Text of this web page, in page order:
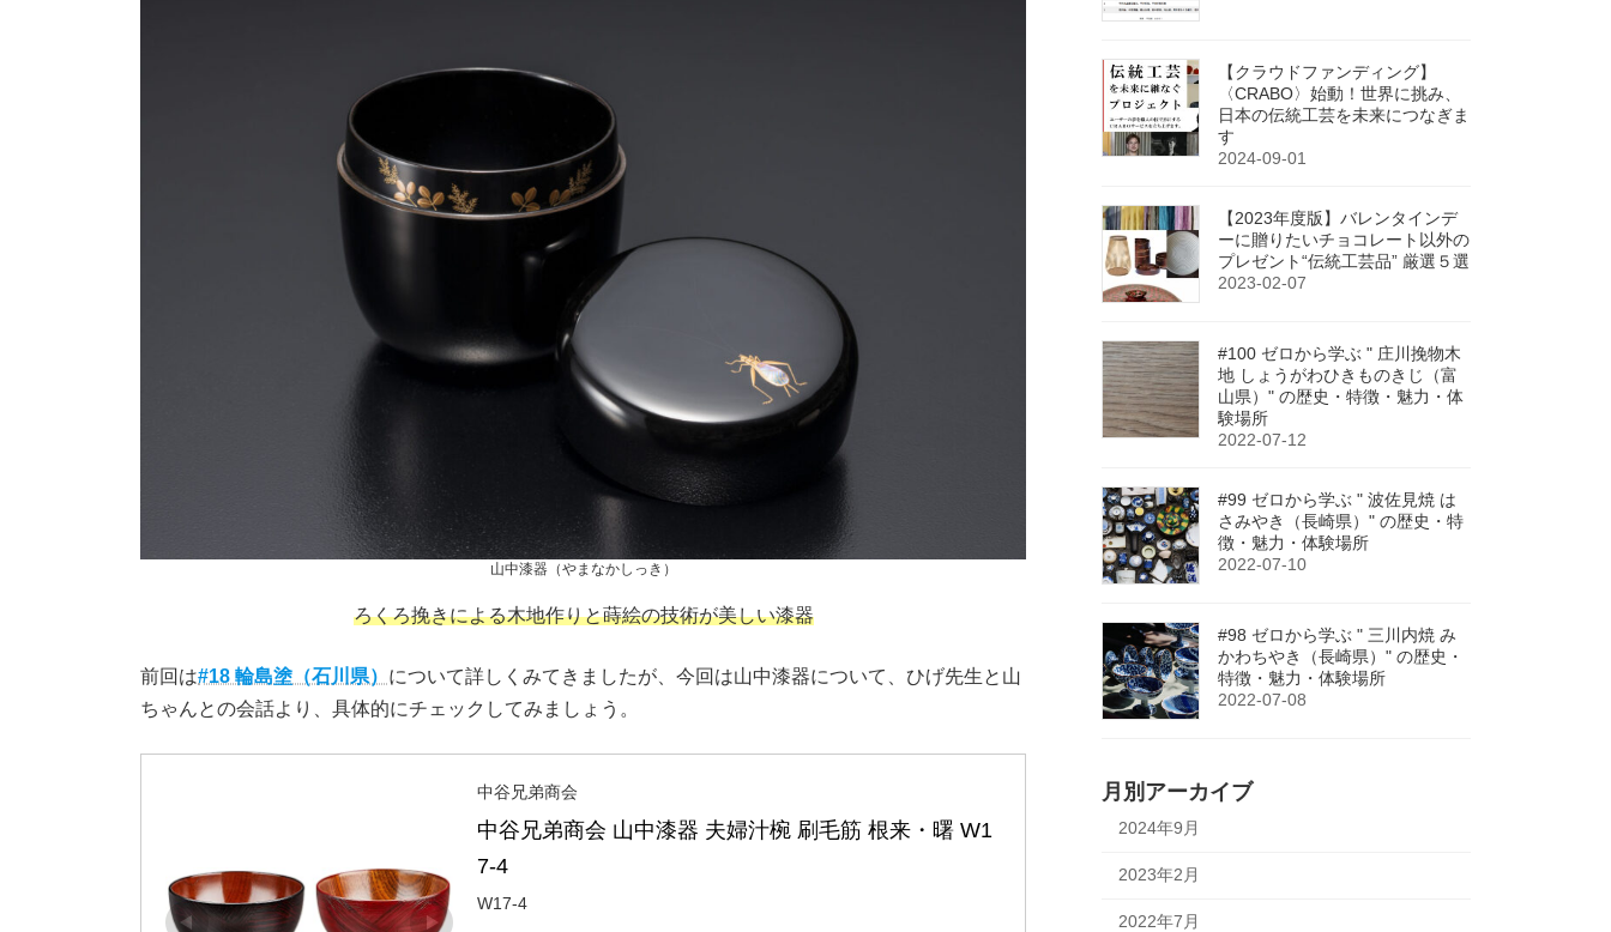
山中漆器（やまなかしっき）
ろくろ挽きによる木地作りと蒔絵の技術が美しい漆器
前回は#18 輪島塗（石川県） について詳しくみてきましたが、今回は山中漆器について、ひげ先生と山
ちゃんとの会話より、具体的にチェックしてみましょう。
中谷兄弟商会
中谷兄弟商会 山中漆器 夫婦汁椀 刷毛筋 根来・曙 W1
7-4
W17-4
【クラウドファンディング】
〈CRABO〉始動！世界に挑み、
日本の伝統工芸を未来につなぎま
す
2024-09-01
【2023年度版】バレンタインデ
ーに贈りたいチョコレート以外の
プレゼント“伝統工芸品” 厳選５選
2023-02-07
#100 ゼロから学ぶ " 庄川挽物木
地 しょうがわひきものきじ（富
山県）" の歴史・特徴・魅力・体
験場所
2022-07-12
#99 ゼロから学ぶ " 波佐見焼 は
さみやき（長崎県）" の歴史・特
徴・魅力・体験場所
2022-07-10
#98 ゼロから学ぶ " 三川内焼 み
かわちやき（長崎県）" の歴史・
特徴・魅力・体験場所
2022-07-08
月別アーカイブ
2024年9月
2023年2月
2022年7月